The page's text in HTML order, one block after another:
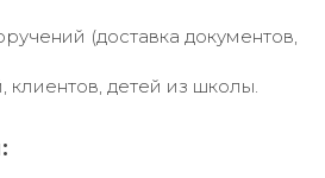
(доставка документов,
клиентов, детей из школы.